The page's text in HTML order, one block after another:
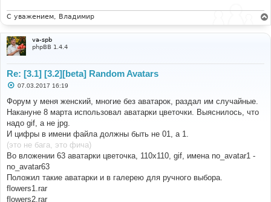
С уважением, Владимир
va-spb
phpBB 1.4.4
Re: [3.1] [3.2][beta] Random Avatars
С
о
б
щ
е
н
и
е
07.03.2017 16:19
Форум у меня женский, многие без аватарок, раздал им случайные.
Накануне 8 марта использовал аватарки цветочки. Выяснилось, что
надо gif, а не jpg.
И цифры в имени файла должны быть не 01, а 1.
(это не бага, это фича)
Во вложении 63 аватарки цветочка, 110х110, gif, имена no_avatar1 -
no_avatar63
Положил такие аватарки и в галерею для ручного выбора.
flowers1.rar
flowers2.rar